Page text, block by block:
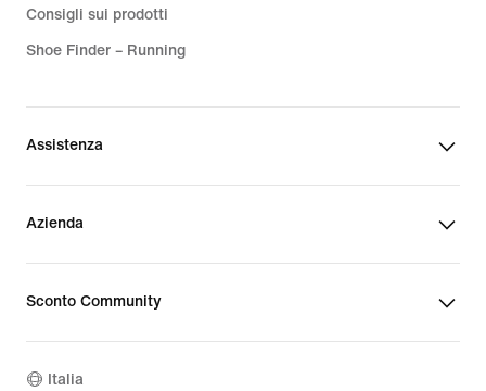
Consigli sui prodotti
Shoe Finder – Running
Assistenza
Azienda
Sconto Community
Italia